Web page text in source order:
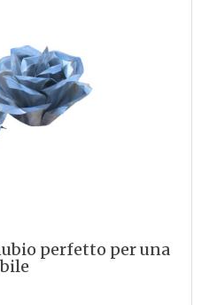
perfetto per una